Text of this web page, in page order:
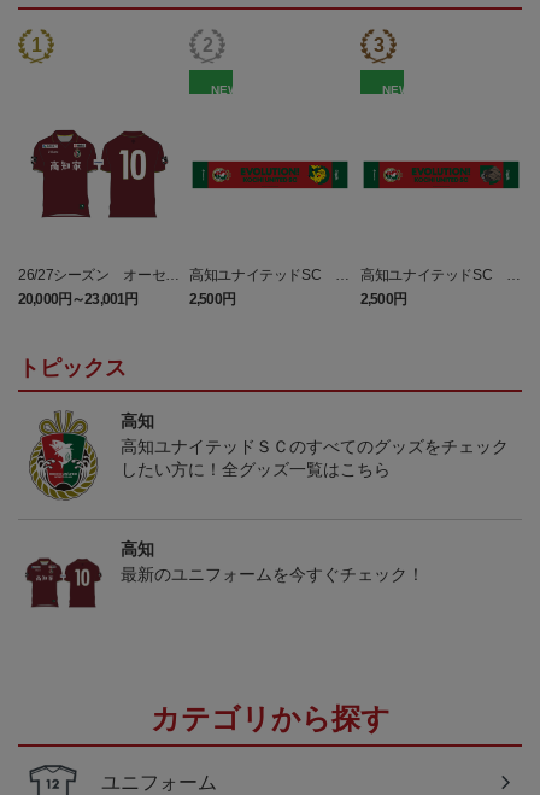
26/27シーズン オーセン
ティックユニフォーム
（FP1st）
20,000円～23,001円
NEW
高知ユナイテッドSC ピ
カチュウ タオルマフラー
2,500円
NEW
高知ユナイテッドSC マ
フィティフ タオルマフラ
ー
2,500円
トピックス
高知
高知ユナイテッドＳＣのすべてのグッズをチェック
したい方に！全グッズ一覧はこちら
高知
最新のユニフォームを今すぐチェック！
カテゴリから探す
ユニフォーム